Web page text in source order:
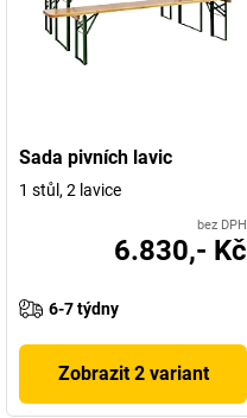
Sada pivních lavic
1 stůl, 2 lavice
bez DPH
6.830,- Kč
6-7 týdny
Zobrazit 2 variant